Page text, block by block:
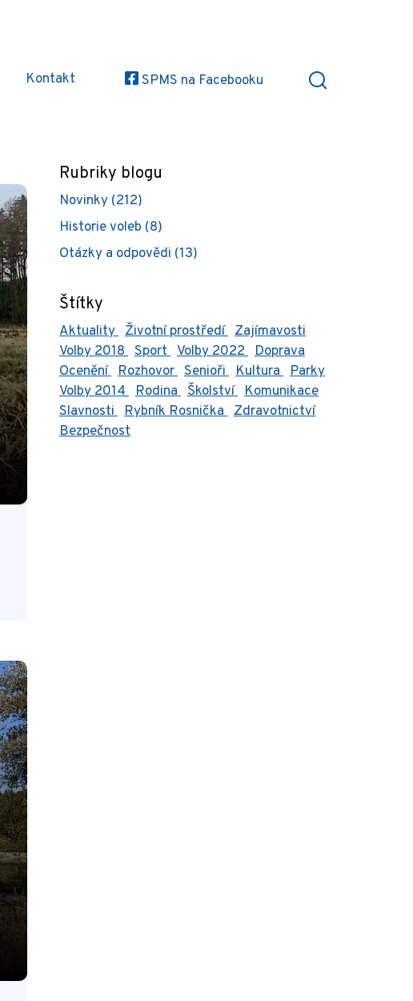
Kontakt SPMS na Facebooku
Rubriky blogu
Novinky (212)
Historie voleb (8)
Otázky a odpovědi (13)
Štítky
Aktuality Životní prostředí Zajímavosti
Volby 2018 Sport Volby 2022 Doprava
Ocenění Rozhovor Senioři Kultura Parky
Volby 2014 Rodina Školství Komunikace
Slavnosti Rybník Rosnička Zdravotnictví
Bezpečnost